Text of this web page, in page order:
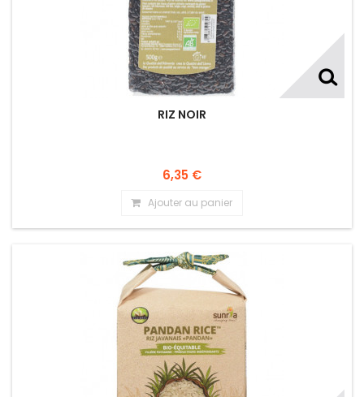
RIZ NOIR
6,35 €
Ajouter au panier